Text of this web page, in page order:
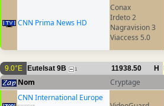
CNN Prima News HD
Conax
Irdeto 2
Nagravision 3
Viaccess 5.0
9.0°E Eutelsat 9B 1 11938.50 H
Nom Cryptage
CNN International Europe